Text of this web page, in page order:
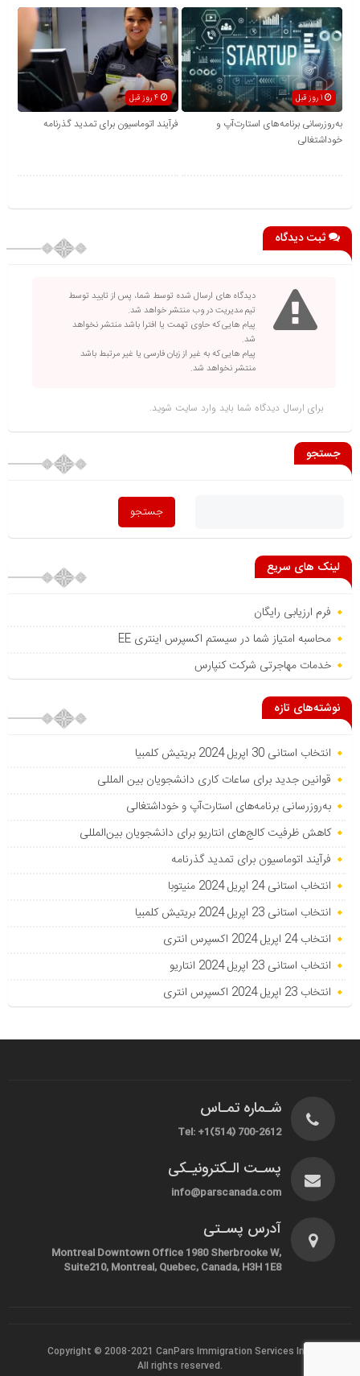
1 روز قبل
به‌روزرسانی برنامه‌های استارت‌آپ و
خوداشتغالی
فرآیند اتوماسیون برای تمدید گذرنامه
ثبت دیدگاه
دیدگاه های ارسال شده توسط شما، پس از تایید توسط
تیم مدیریت در وب منتشر خواهد شد.
پیام هایی که حاوی تهمت یا افترا باشد منتشر نخواهد
شد.
پیام هایی که به غیر از زبان فارسی یا غیر مرتبط باشد
منتشر نخواهد شد.
برای ارسال دیدگاه شما باید وارد سایت شوید.
جستجو
لینک های سریع
فرم ارزیابی رایگان
محاسبه امتیاز شما در سیستم اکسپرس اینتری EE
خدمات مهاجرتی شرکت کنپارس
نوشته‌های تازه
انتخاب استانی 30 اپریل 2024 بریتیش کلمبیا
قوانین جدید برای ساعات کاری دانشجویان بین المللی
به‌روزرسانی برنامه‌های استارت‌آپ و خوداشتغالی
کاهش ظرفیت کالج‌های انتاریو برای دانشجویان بین‌المللی
فرآیند اتوماسیون برای تمدید گذرنامه
انتخاب استانی 24 اپریل 2024 منیتوبا
انتخاب استانی 23 اپریل 2024 بریتیش کلمبیا
انتخاب 24 اپریل 2024 اکسپرس انتری
انتخاب استانی 23 اپریل 2024 انتاریو
انتخاب 23 اپریل 2024 اکسپرس انتری
شـماره تمـاس
Tel: +1(514) 700-2612
پسـت الـکترونیـکی
info@parscanada.com
آدرس پسـتی
Montreal Downtown Office 1980 Sherbrooke W,
Suite210, Montreal, Quebec, Canada, H3H 1E8
Copyright © 2008-2021 CanPars Immigration Services Inc.
All rights reserved.